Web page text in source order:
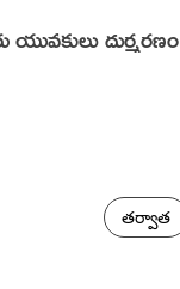
దుర్మరణం
తర్వాత